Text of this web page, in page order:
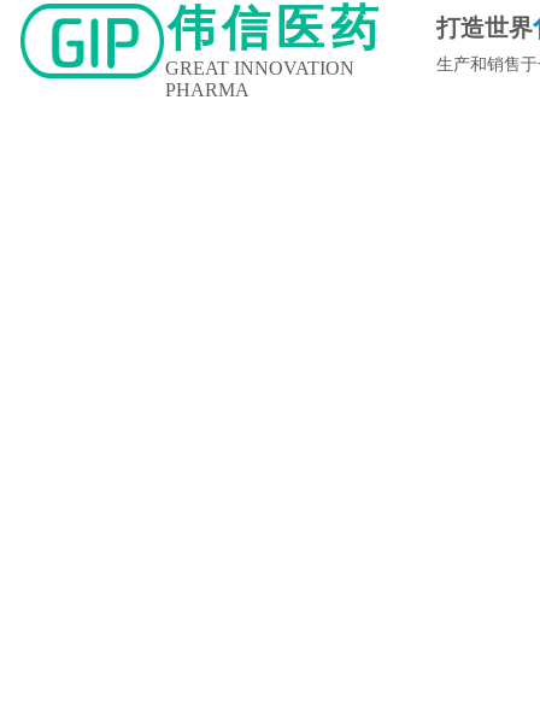
伟信医药
GREAT INNOVATION
PHARMA
打造世界
生产和销售